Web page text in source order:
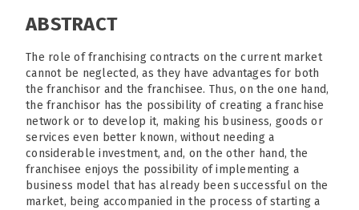
ABSTRACT
The role of franchising contracts on the current market
cannot be neglected, as they have advantages for both
the franchisor and the franchisee. Thus, on the one hand,
the franchisor has the possibility of creating a franchise
network or to develop it, making his business, goods or
services even better known, without needing a
considerable investment, and, on the other hand, the
franchisee enjoys the possibility of implementing a
business model that has already been successful on the
market, being accompanied in the process of starting a